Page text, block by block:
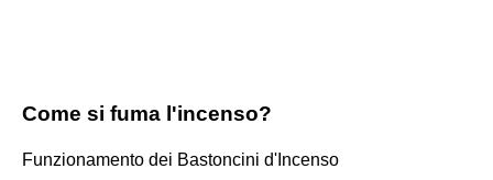
Come si fuma l'incenso?
Funzionamento dei Bastoncini d'Incenso